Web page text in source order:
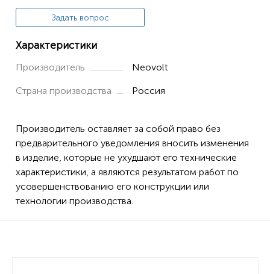
Задать вопрос
Характеристики
Производитель Neovolt
Страна производства Россия
Производитель оставляет за собой право без
предварительного уведомления вносить изменения
в изделие, которые не ухудшают его технические
характеристики, а являются результатом работ по
усовершенствованию его конструкции или
технологии производства.